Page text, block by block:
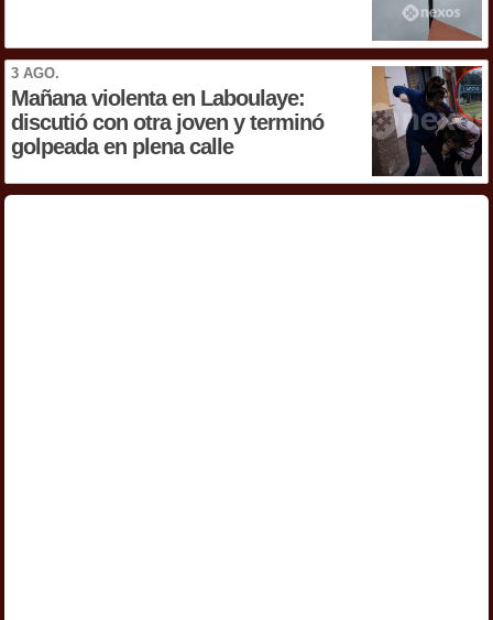
3 AGO.
Mañana violenta en Laboulaye:
discutió con otra joven y terminó
golpeada en plena calle